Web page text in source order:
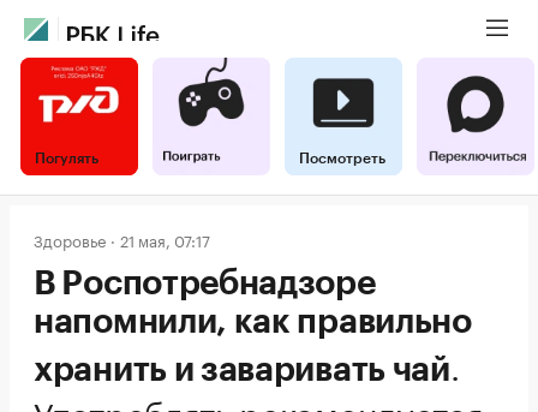
Погулять Посмотреть
Здоровье 21 мая, 07:17
В Роспотребнадзоре
напомнили, как правильно
хранить и заваривать чай.